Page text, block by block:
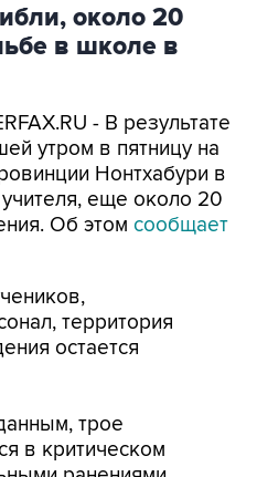
около 20
в школе в
- В результате
утром в пятницу на
Нонтхабури в
еще около 20
Об этом сообщает
территория
остается
трое
в критическом